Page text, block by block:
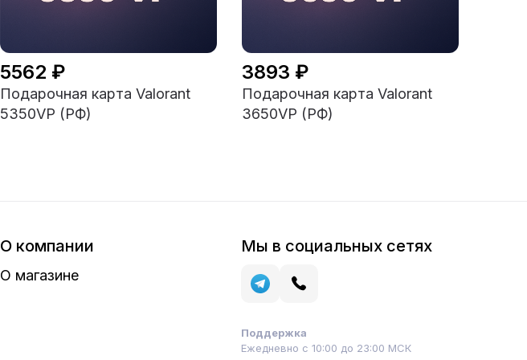
5562 ₽
Подарочная карта Valorant
5350VP (РФ)
3893 ₽
Подарочная карта Valorant
3650VP (РФ)
О компании
О магазине
Мы в социальных сетях
Поддержка
Ежедневно с 10:00 до 23:00 МСК